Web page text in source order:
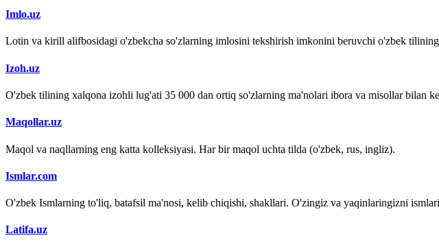
Imlo.uz
Lotin va kirill alifbosidagi o'zbekcha so'zlarning imlosini tekshirish imkonini beruvchi o'zbek
Izoh.uz
O'zbek tilining xalqona izohli lug'ati 35 000 dan ortiq so'zlarning ma'nolari ibora va misollar bilan
Maqollar.uz
Maqol va naqllarning eng katta kolleksiyasi. Har bir maqol uchta tilda (o'zbek, rus, ingliz).
Ismlar.com
O'zbek Ismlarning to'liq, batafsil ma'nosi, kelib chiqishi, shakllari. O'zingiz va yaqinlaringizni
Latifa.uz